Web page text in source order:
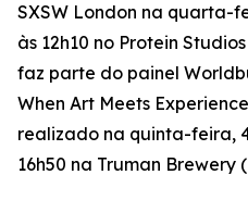
SXSW London na quarta-
às 12h10 no Protein
faz parte do painel
When Art Meets
realizado na quinta-feira,
16h50 na Truman Brewery